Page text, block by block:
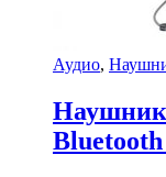
Аудио,